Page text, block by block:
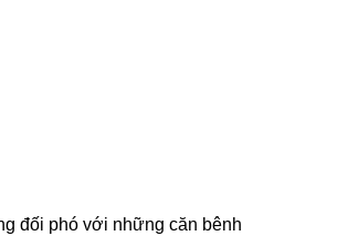
đối phó với những căn bênh